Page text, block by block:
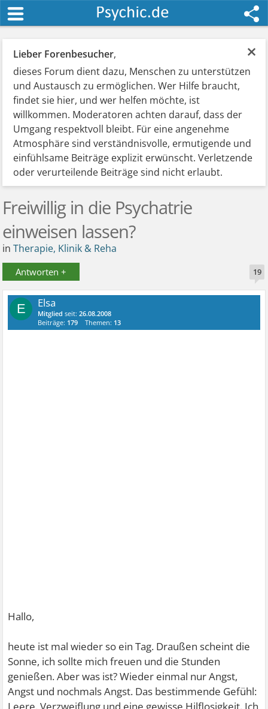
×
Lieber Forenbesucher,
dieses Forum dient dazu, Menschen zu unterstützen
und Austausch zu ermöglichen. Wer Hilfe braucht,
findet sie hier, und wer helfen möchte, ist
willkommen. Moderatoren achten darauf, dass der
Umgang respektvoll bleibt. Für eine angenehme
Atmosphäre sind verständnisvolle, ermutigende und
einfühlsame Beiträge explizit erwünscht. Verletzende
oder verurteilende Beiträge sind nicht erlaubt.
Freiwillig in die Psychatrie
einweisen lassen?
inTherapie, Klinik & Reha
Antworten + 19
E Elsa
Mitglied seit:26.08.2008
Beiträge: 179 Themen: 13
Hallo,
heute ist mal wieder so ein Tag. Draußen scheint die
Sonne, ich sollte mich freuen und die Stunden
genießen. Aber was ist? Wieder einmal nur Angst,
Angst und nochmals Angst. Das bestimmende Gefühl: